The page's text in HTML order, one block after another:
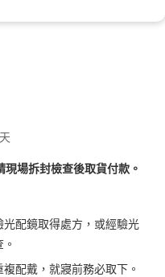
場拆封檢查後取貨付款。
配鏡取得處方，或經驗光
配戴，就寢前務必取下。